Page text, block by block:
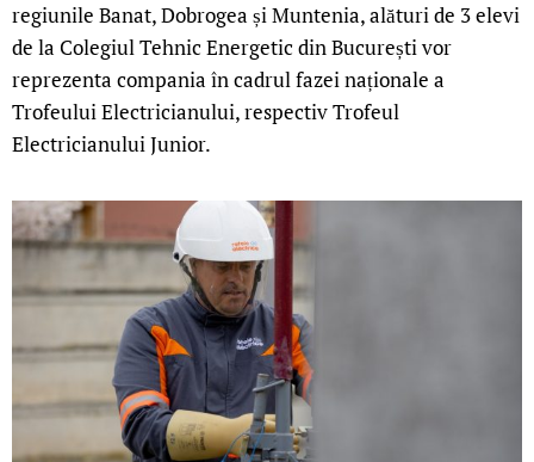
regiunile Banat, Dobrogea și Muntenia, alături de 3 elevi
de la Colegiul Tehnic Energetic din București vor
reprezenta compania în cadrul fazei naționale a
Trofeului Electricianului, respectiv Trofeul
Electricianului Junior.